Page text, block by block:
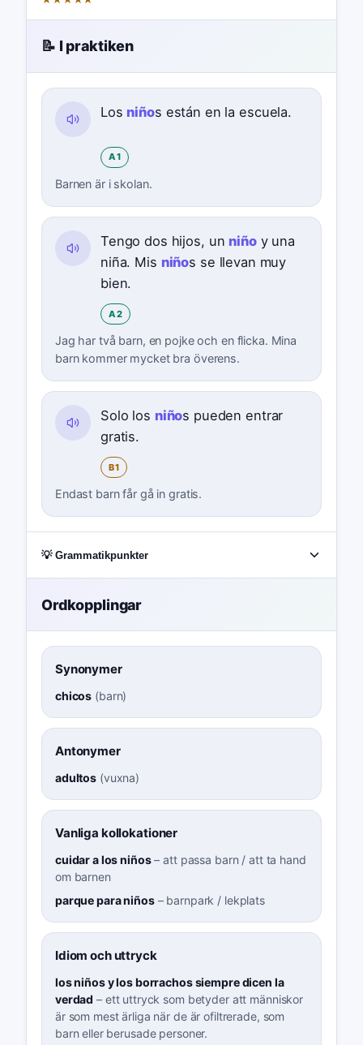
📝 I praktiken
Los niños están en la escuela.
A1
Barnen är i skolan.
Tengo dos hijos, un niñoy una
niña. Mis niños se llevan muy
bien.
A2
Jag har två barn, en pojke och en flicka. Mina
barn kommer mycket bra överens.
Solo los niños pueden entrar
gratis.
B1
Endast barn får gå in gratis.
💡 Grammatikpunkter
Ordkopplingar
Synonymer
chicos (barn)
Antonymer
adultos (vuxna)
Vanliga kollokationer
cuidar a los niños–att passa barn / att ta hand
om barnen
parque para niños– barnpark / lekplats
Idiom och uttryck
los niños y los borrachos siempre dicen la
verdad – ett uttryck som betyder att människor
är som mest ärliga när de är ofiltrerade, som
barn eller berusade personer.